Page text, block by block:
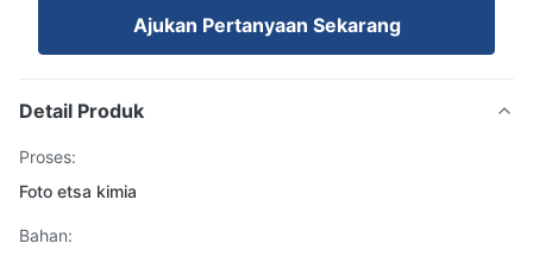
Ajukan Pertanyaan Sekarang
Detail Produk
Proses:
Foto etsa kimia
Bahan: